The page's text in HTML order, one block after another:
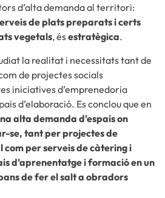
d’alta demanda al territori:
de plats preparats i certs
vegetals, ésestratègica.
la realitat i necessitats tant de
de projectes socials
iniciatives d’emprenedoria
d’elaboració. Es conclou que en
alta demanda d’espais on
se, tant per projectes de
per serveis de càtering i
d’aprenentatge i formació en un
de fer el salt a obradors